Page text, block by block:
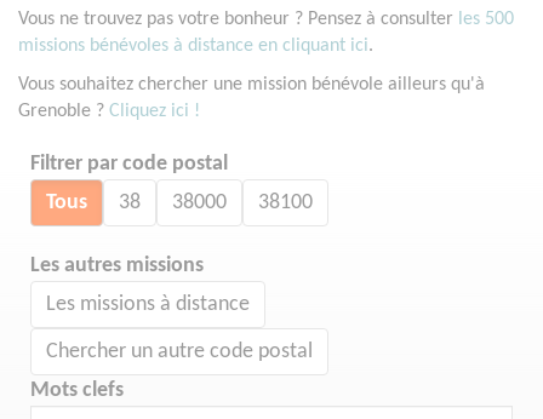
Vous ne trouvez pas votre bonheur ? Pensez à consulter les 500
missions bénévoles à distance en cliquant ici.
Vous souhaitez chercher une mission bénévole ailleurs qu'à
Grenoble ? Cliquez ici !
Filtrer par code postal
Tous 38 38000 38100
Les autres missions
Les missions à distance
Chercher un autre code postal
Mots clefs